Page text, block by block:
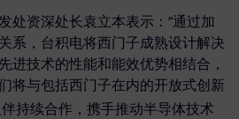
处资深处长袁立本表示：“通过加
系，台积电将西门子成熟设计解决
进技术的性能和能效优势相结合，
将与包括西门子在内的开放式创新
持续合作，携手推动半导体技术